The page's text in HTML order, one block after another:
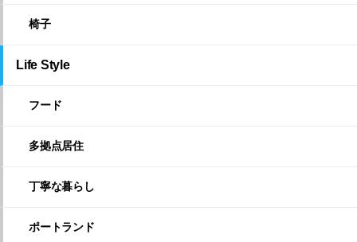
椅子
Life Style
フード
多拠点居住
丁寧な暮らし
ポートランド